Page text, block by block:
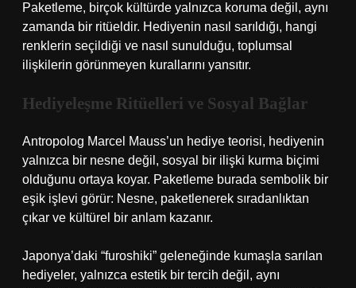
Paketleme, birçok kültürde yalnızca koruma değil, aynı
zamanda bir ritüeldir. Hediyenin nasıl sarıldığı, hangi
renklerin seçildiği ve nasıl sunulduğu, toplumsal
ilişkilerin görünmeyen kurallarını yansıtır.
Hediyeleşme Ritüelleri ve Sosyal Bağlar
Antropolog Marcel Mauss’un hediye teorisi, hediyenin
yalnızca bir nesne değil, sosyal bir ilişki kurma biçimi
olduğunu ortaya koyar. Paketleme burada sembolik bir
eşik işlevi görür: Nesne, paketlenerek sıradanlıktan
çıkar ve kültürel bir anlam kazanır.
Japonya’daki “furoshiki” geleneğinde kumaşla sarılan
hediyeler, yalnızca estetik bir tercih değil, aynı